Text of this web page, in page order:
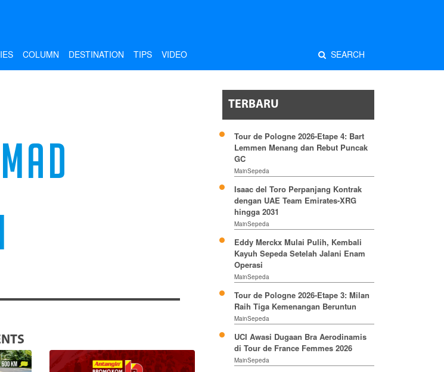
COLUMN DESTINATION TIPS VIDEO SEARCH
TERBARU
Tour de Pologne 2026-Etape 4: Bart
Lemmen Menang dan Rebut Puncak
GC
MainSepeda
Isaac del Toro Perpanjang Kontrak
dengan UAE Team Emirates-XRG
hingga 2031
MainSepeda
Eddy Merckx Mulai Pulih, Kembali
Kayuh Sepeda Setelah Jalani Enam
Operasi
MainSepeda
Tour de Pologne 2026-Etape 3: Milan
Raih Tiga Kemenangan Beruntun
MainSepeda
UCI Awasi Dugaan Bra Aerodinamis
di Tour de France Femmes 2026
MainSepeda